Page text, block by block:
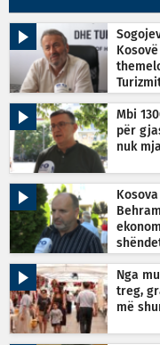
Mbi
për
nuk
Nga
treg,
më